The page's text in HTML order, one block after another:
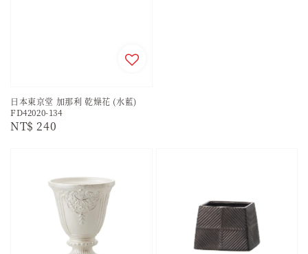
日本東京堂 加那利 乾燥花 (水藍)
FD42020-134
Regular
NT$ 240